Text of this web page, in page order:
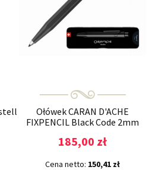
Ołówek CARAN D'ACHE
FIXPENCIL Black Code 2mm
185,00 zł
Cena netto: 150,41 zł